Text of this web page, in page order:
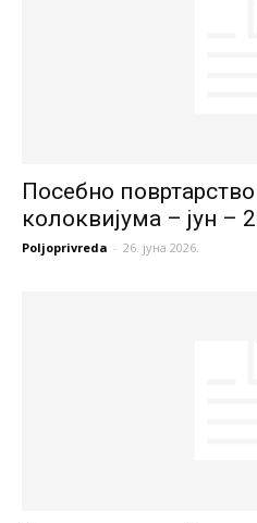
Посебно
колоквијума – јун –
Poljoprivreda - 26. јуна 2026.